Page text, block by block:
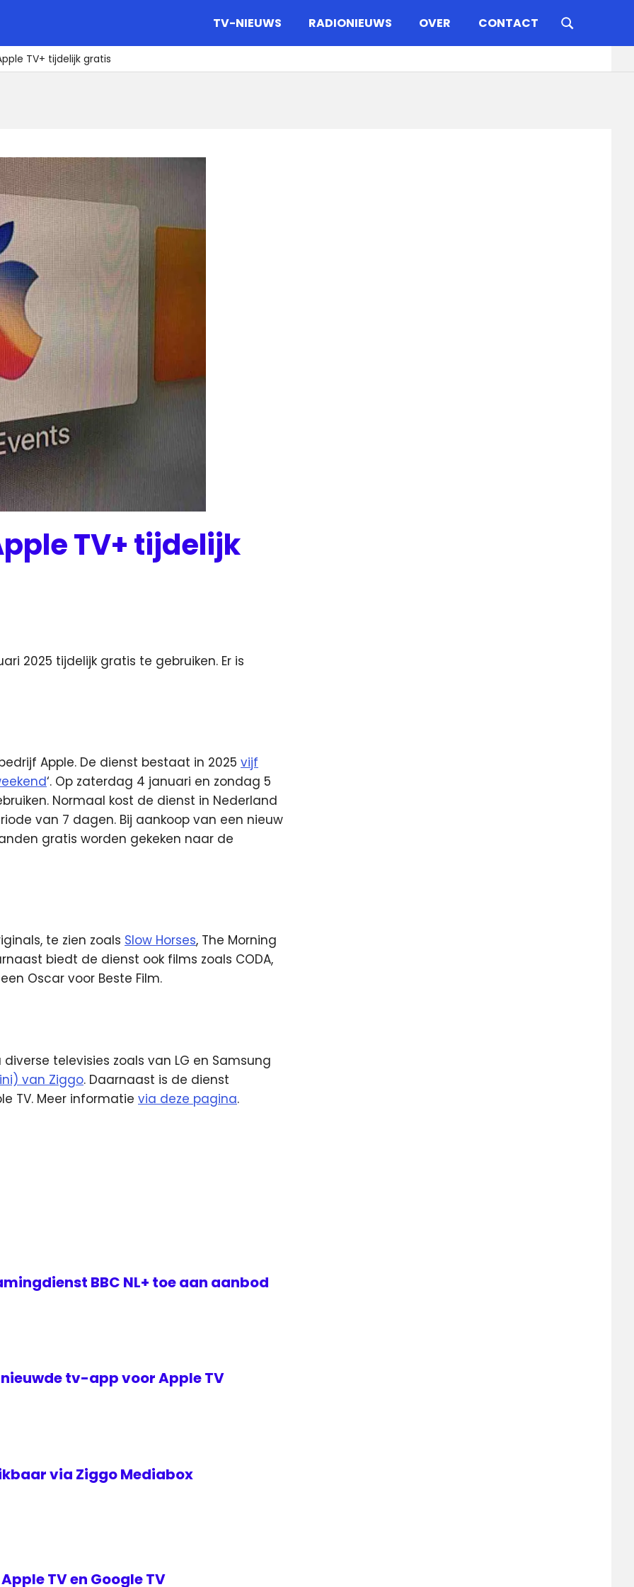
TV-NIEUWS RADIONIEUWS OVER CONTACT
TV+ tijdelijk gratis
TV+ tijdelijk
2025 tijdelijk gratis te gebruiken. Er is
Apple. De dienst bestaat in 2025 vijf
‘. Op zaterdag 4 januari en zondag 5
Normaal kost de dienst in Nederland
van 7 dagen. Bij aankoop van een nieuw
gratis worden gekeken naar de
te zien zoals Slow Horses, The Morning
biedt de dienst ook films zoals CODA,
Oscar voor Beste Film.
televisies zoals van LG en Samsung
van Ziggo. Daarnaast is de dienst
TV. Meer informatie via deze pagina.
BBC NL+ toe aan aanbod
tv-app voor Apple TV
via Ziggo Mediabox
TV en Google TV